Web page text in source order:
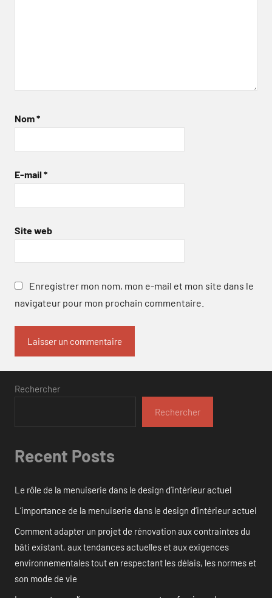
Nom*
E-mail *
Site web
Enregistrer mon nom, mon e-mail et mon site dans le
navigateur pour mon prochain commentaire.
Rechercher
Rechercher
Recent Posts
Le rôle de la menuiserie dans le design d’intérieur actuel
L’importance de la menuiserie dans le design d’intérieur actuel
Comment adapter un projet de rénovation aux contraintes du
bâti existant, aux tendances actuelles et aux exigences
environnementales tout en respectant les délais, les normes et
son mode de vie